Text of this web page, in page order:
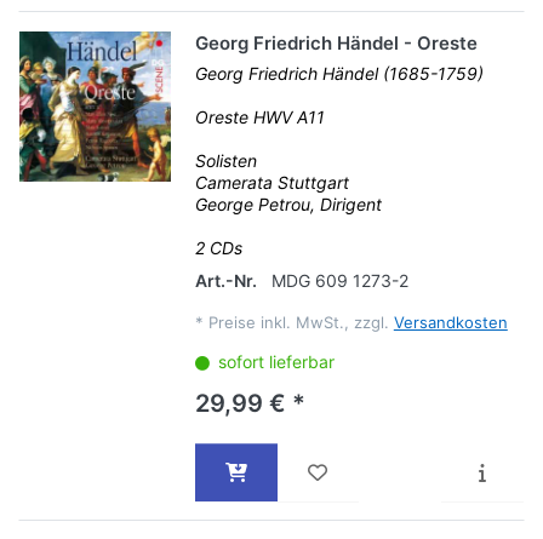
Georg Friedrich Händel - Oreste
Georg Friedrich Händel (1685-1759)
Oreste HWV A11
Solisten
Camerata Stuttgart
George Petrou, Dirigent
2 CDs
Art.-Nr.
MDG 609 1273-2
* Preise inkl. MwSt., zzgl. Versandkosten
sofort lieferbar
29,99 € *